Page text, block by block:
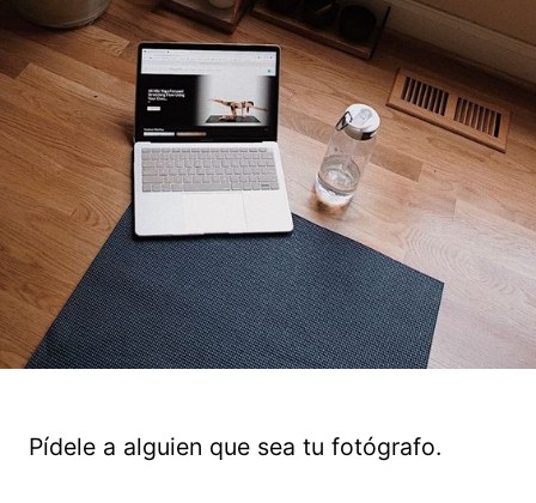
Pídele a alguien que sea tu fotógrafo.